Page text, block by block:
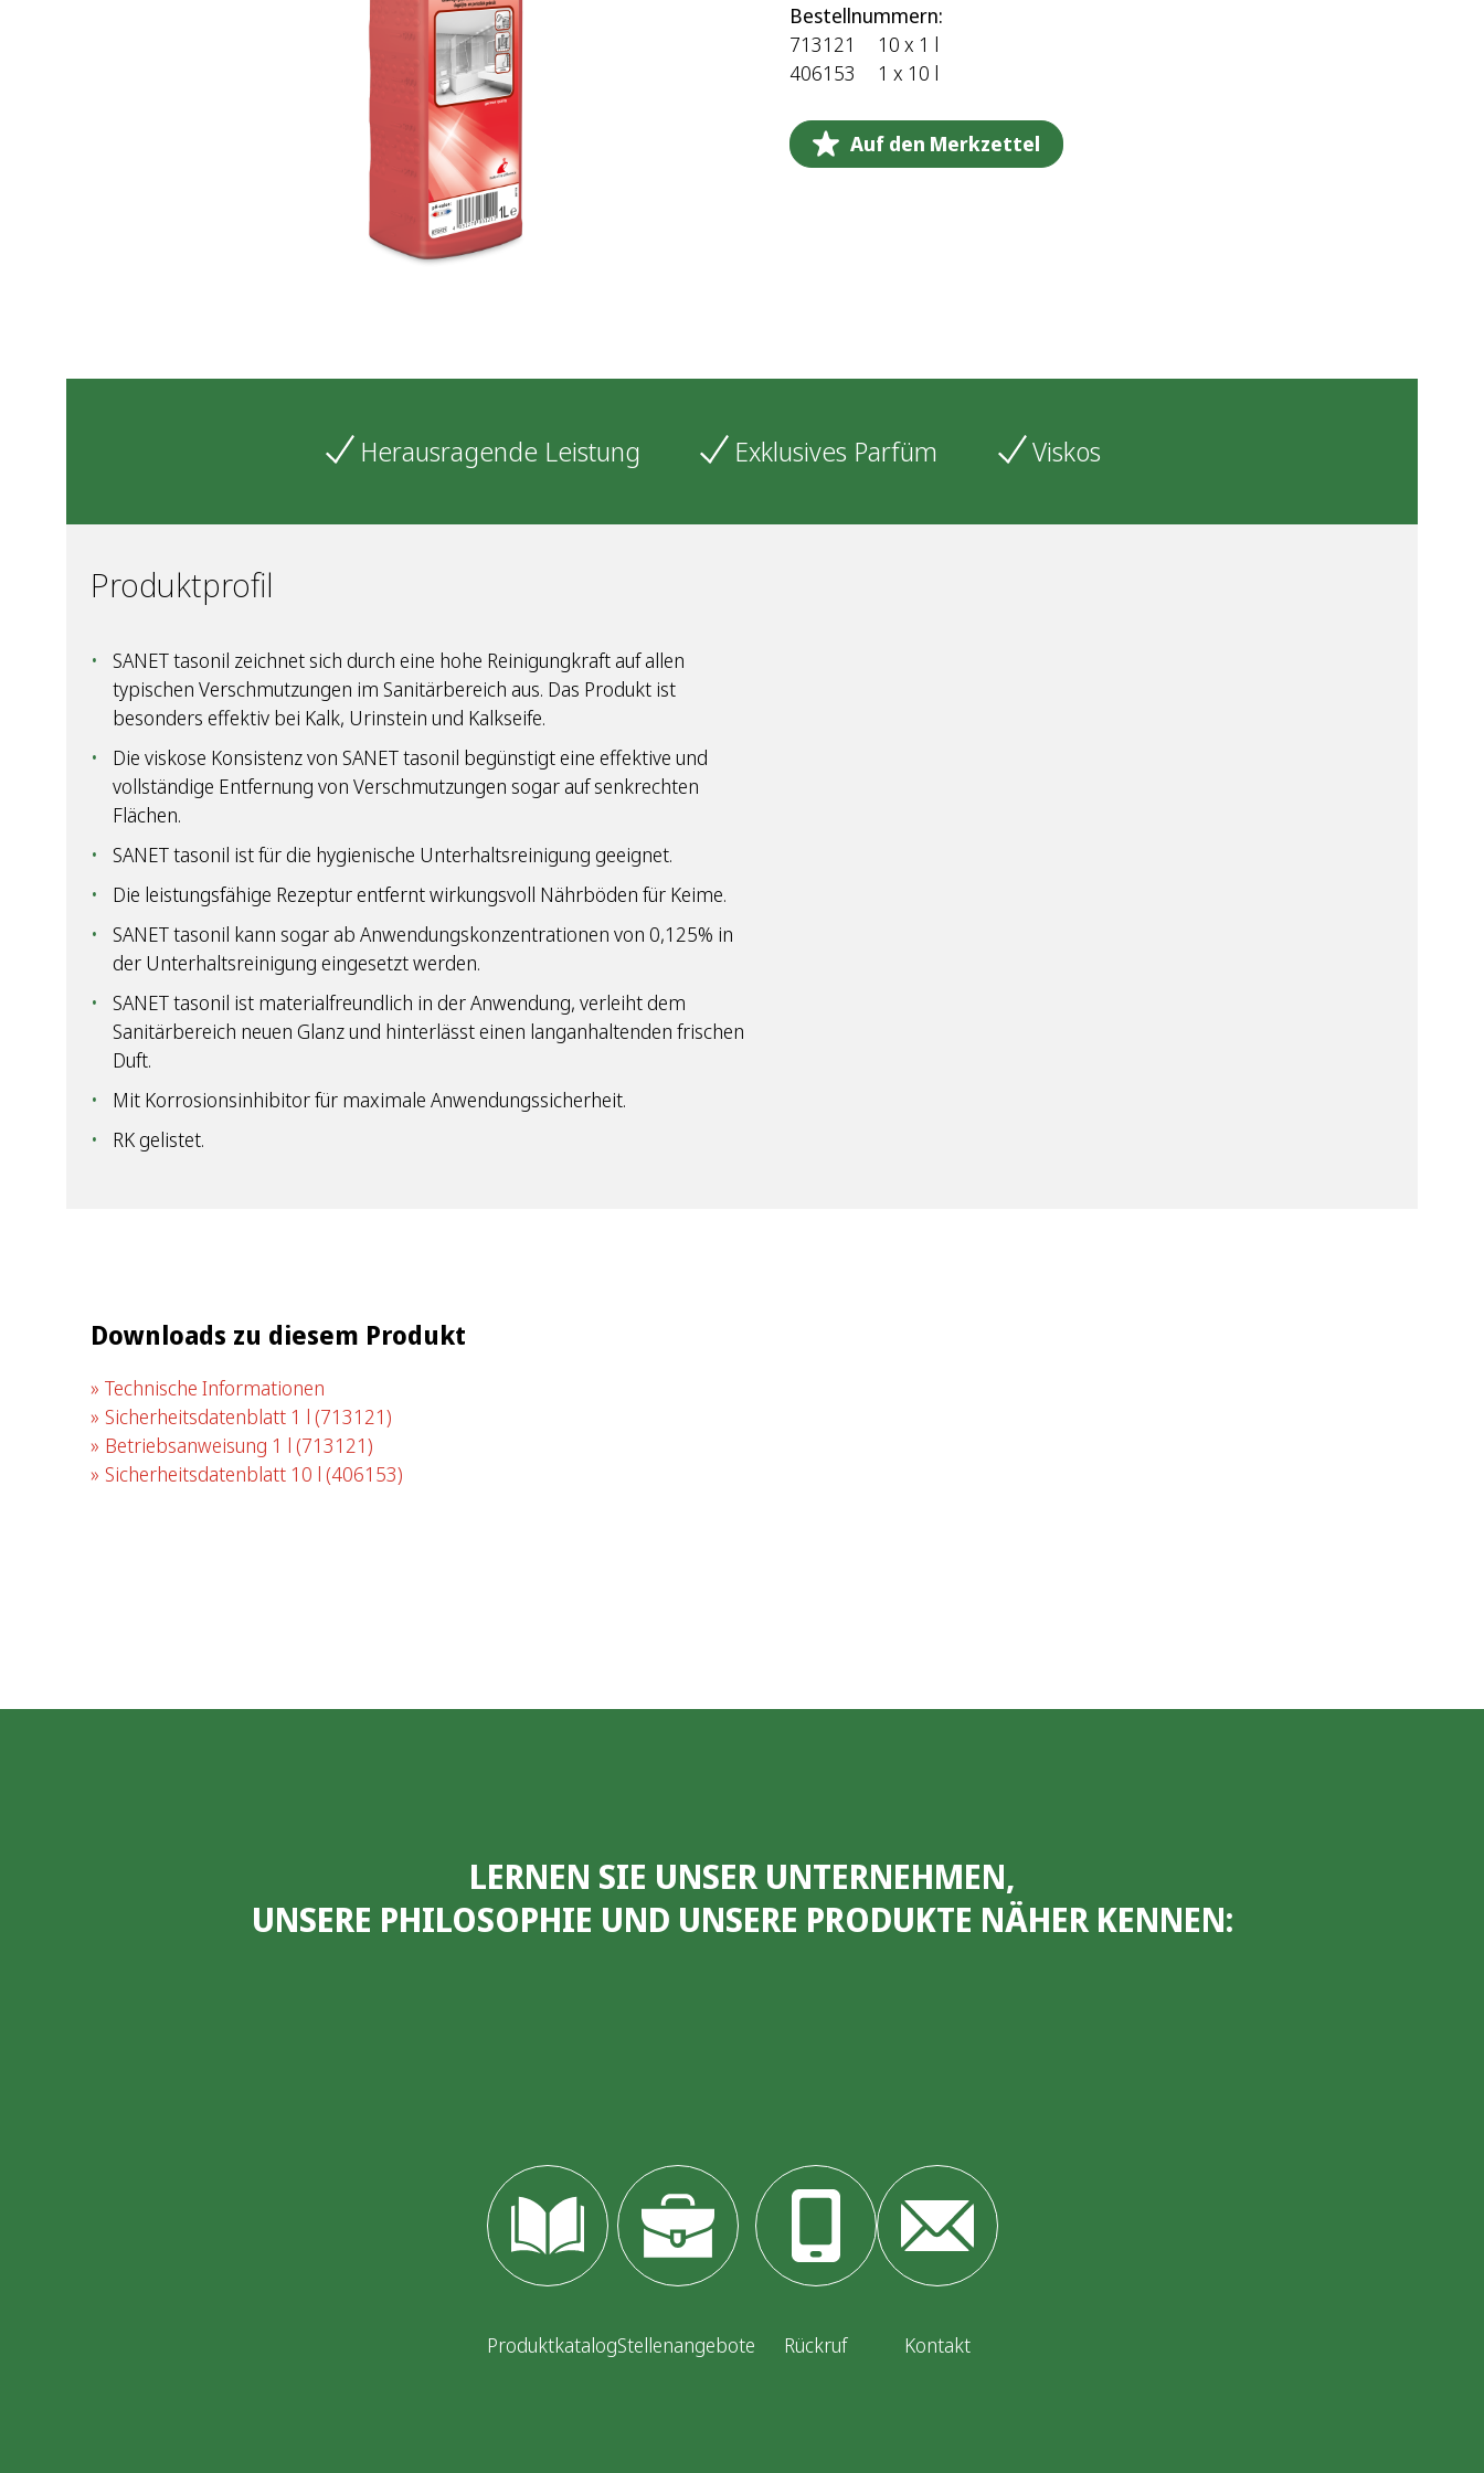
Bestellnummern:
713121
10 x 1 l
406153
1 x 10 l
Auf den Merkzettel
Herausragende Leistung Exklusives Parfüm Viskos
Produktprofil
SANET tasonil zeichnet sich durch eine hohe Reinigungkraft auf allen
typischen Verschmutzungen im Sanitärbereich aus. Das Produkt ist
besonders effektiv bei Kalk, Urinstein und Kalkseife.
Die viskose Konsistenz von SANET tasonil begünstigt eine effektive und
vollständige Entfernung von Verschmutzungen sogar auf senkrechten
Flächen.
SANET tasonil ist für die hygienische Unterhaltsreinigung geeignet.
Die leistungsfähige Rezeptur entfernt wirkungsvoll Nährböden für Keime.
SANET tasonil kann sogar ab Anwendungskonzentrationen von 0,125% in
der Unterhaltsreinigung eingesetzt werden.
SANET tasonil ist materialfreundlich in der Anwendung, verleiht dem
Sanitärbereich neuen Glanz und hinterlässt einen langanhaltenden frischen
Duft.
Mit Korrosionsinhibitor für maximale Anwendungssicherheit.
RK gelistet.
Downloads zu diesem Produkt
Technische Informationen
Sicherheitsdatenblatt 1 l (713121)
Betriebsanweisung 1 l (713121)
Sicherheitsdatenblatt 10 l (406153)
LERNEN SIE UNSER UNTERNEHMEN,
UNSERE PHILOSOPHIE UND UNSERE PRODUKTE NÄHER KENNEN:
ProduktkatalogStellenangebote Rückruf Kontakt